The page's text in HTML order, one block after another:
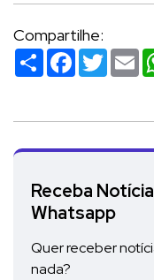
Compartilhe:
Compartilhar
Facebook
Receba
Whatsapp
Quer receber
nada?